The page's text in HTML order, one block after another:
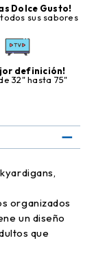
Dolce Gusto!
sus sabores
definición!
32" hasta 75"
organizados
un diseño
que